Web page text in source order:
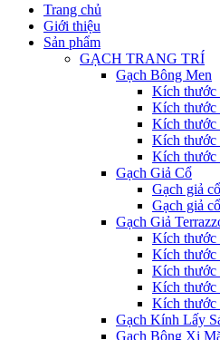
Trang chủ
Giới thiệu
Sản phẩm
GẠCH TRANG TRÍ
Gạch Bông Men
Kích thước
Kích thước
Kích thước
Kích thước
Kích thước
Gạch Giả Cổ
Gạch giả
Gạch giả
Gạch Giả
Kích thước
Kích thước
Kích thước
Kích thước
Kích thước
Gạch Kính Lấy
Gạch Bông Xi